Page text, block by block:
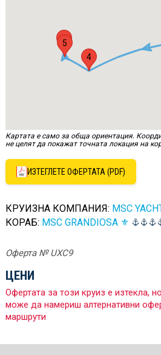
4
5
6
Картата е само за обща ориентация.
не целят да покажат точната локация на
ИЗТЕГЛЕТЕ ОФЕРТАТА (PDF)
КРУИЗНА КОМПАНИЯ: MSC
КОРАБ: MSC GRANDIOSA ⚜
Оферта № UXC9
ЦЕНИ
Офертата за този круиз е изтекла,
може да намериш алтернативни
маршрути